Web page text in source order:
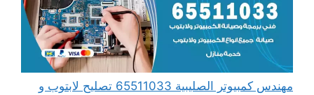
مهندس كمبيوتر الصليبية 65511033 تصليح لابتوب و